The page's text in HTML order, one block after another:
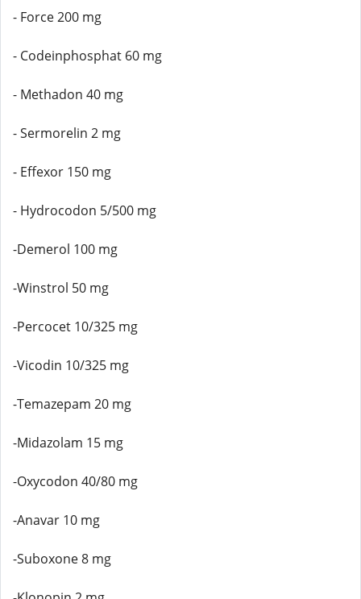
- Force 200 mg
- Codeinphosphat 60 mg
- Methadon 40 mg
- Sermorelin 2 mg
- Effexor 150 mg
- Hydrocodon 5/500 mg
-Demerol 100 mg
-Winstrol 50 mg
-Percocet 10/325 mg
-Vicodin 10/325 mg
-Temazepam 20 mg
-Midazolam 15 mg
-Oxycodon 40/80 mg
-Anavar 10 mg
-Suboxone 8 mg